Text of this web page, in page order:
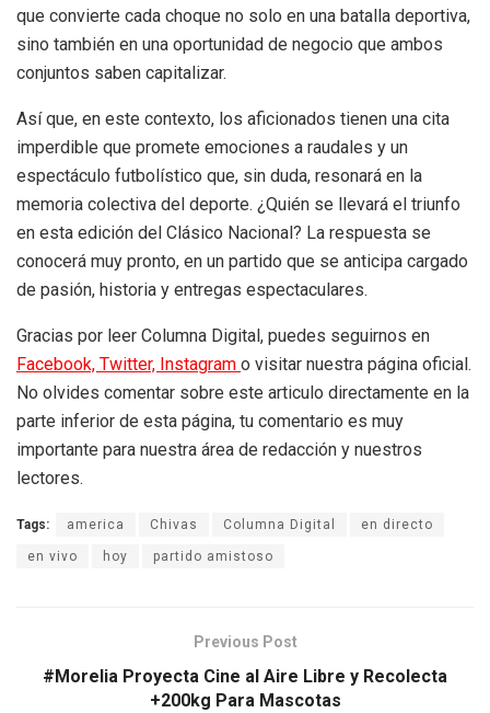
que convierte cada choque no solo en una batalla deportiva,
sino también en una oportunidad de negocio que ambos
conjuntos saben capitalizar.
Así que, en este contexto, los aficionados tienen una cita
imperdible que promete emociones a raudales y un
espectáculo futbolístico que, sin duda, resonará en la
memoria colectiva del deporte. ¿Quién se llevará el triunfo
en esta edición del Clásico Nacional? La respuesta se
conocerá muy pronto, en un partido que se anticipa cargado
de pasión, historia y entregas espectaculares.
Gracias por leer Columna Digital, puedes seguirnos en
Facebook, Twitter, Instagram o visitar nuestra página oficial.
No olvides comentar sobre este articulo directamente en la
parte inferior de esta página, tu comentario es muy
importante para nuestra área de redacción y nuestros
lectores.
Tags: america Chivas Columna Digital en directo
en vivo hoy partido amistoso
Previous Post
#Morelia Proyecta Cine al Aire Libre y Recolecta
+200kg Para Mascotas